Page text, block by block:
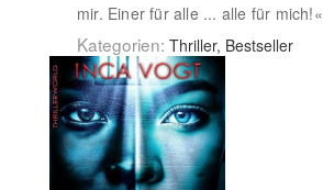
mir. Einer für alle ... alle für mich!«
Kategorien: Thriller, Bestseller